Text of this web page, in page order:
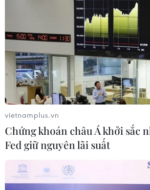
vietnamplus.vn
Chứng khoán châu Á khởi sắc
Fed giữ nguyên lãi suất